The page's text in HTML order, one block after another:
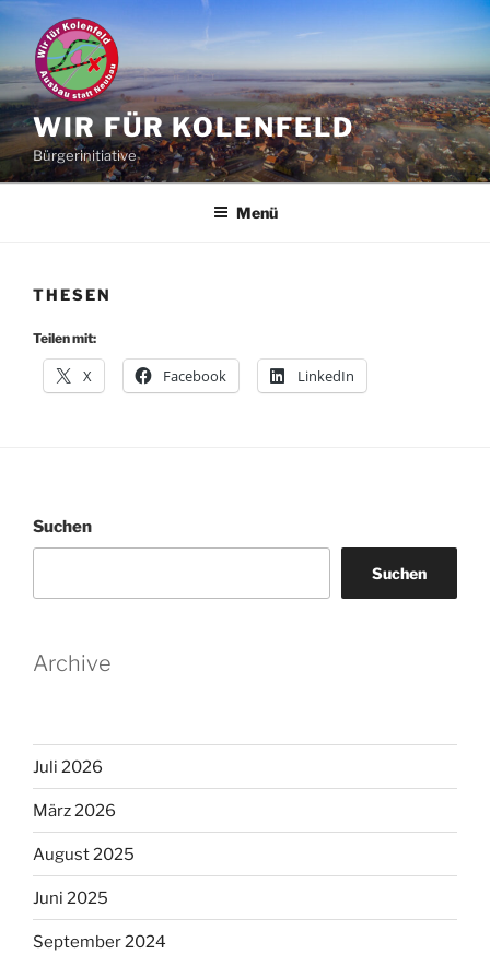
Zum
Inhalt
springen
WIR FÜR KOLENFELD
Bürgerinitiative
Menü
THESEN
Teilen mit:
X Facebook LinkedIn
Suchen
Suchen
Archive
Juli 2026
März 2026
August 2025
Juni 2025
September 2024